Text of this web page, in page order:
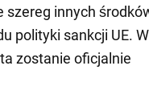
szereg innych
polityki sankcji UE.
zostanie oficjalnie